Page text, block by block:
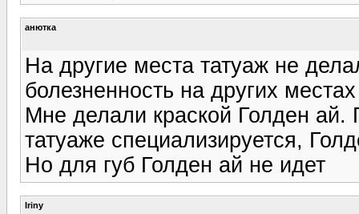
анютка
На другие места татуаж не
болезненность на других
Мне делали краской Голден ай.
татуаже специализируется,
Но для губ Голден ай не идет
Iriny